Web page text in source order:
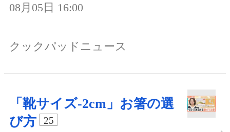
08月05日 16:00
クックパッドニュース
「靴サイズ-2cm」お箸の選
び方
25